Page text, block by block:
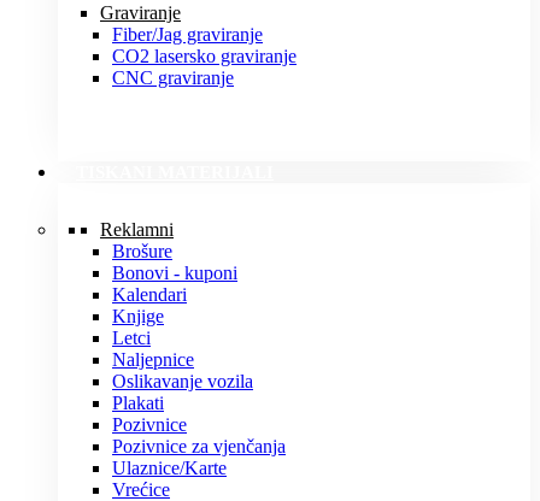
Graviranje
Fiber/Jag graviranje
CO2 lasersko graviranje
CNC graviranje
Reklamni
Brošure
Bonovi - kuponi
Kalendari
Knjige
Letci
Naljepnice
Oslikavanje vozila
Plakati
Pozivnice
Pozivnice za vjenčanja
Ulaznice/Karte
Vrećice